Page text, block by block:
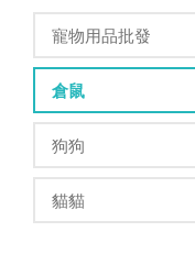
寵物用品批發
倉鼠
狗狗
貓貓